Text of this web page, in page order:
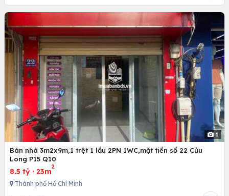
6
Bán nhà 3m2x9m,1 trệt 1 lầu 2PN 1WC,mặt tiền số 22 Cửu
Long P15 Q10
8.5 tỷ · 23m
2
Thành phố Hồ Chí Minh